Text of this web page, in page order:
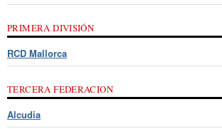
PRIMERA DIVISIÓN
RCD Mallorca
TERCERA FEDERACION
Alcudia